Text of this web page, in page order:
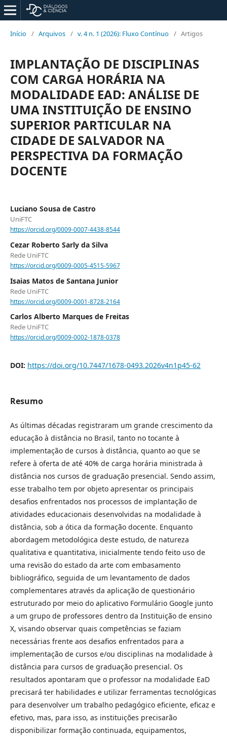
Início / Arquivos / v. 4 n. 1 (2026): Fluxo Contínuo / Artigos
IMPLANTAÇÃO DE DISCIPLINAS
COM CARGA HORÁRIA NA
MODALIDADE EAD: ANÁLISE DE
UMA INSTITUIÇÃO DE ENSINO
SUPERIOR PARTICULAR NA
CIDADE DE SALVADOR NA
PERSPECTIVA DA FORMAÇÃO
DOCENTE
Luciano Sousa de Castro
UniFTC
https://orcid.org/0009-0007-4438-8544
Cezar Roberto Sarly da Silva
Rede UniFTC
https://orcid.org/0009-0005-4515-5967
Isaias Matos de Santana Junior
Rede UniFTC
https://orcid.org/0009-0001-8728-2164
Carlos Alberto Marques de Freitas
Rede UniFTC
https://orcid.org/0009-0002-1878-0378
DOI: https://doi.org/10.7447/1678-0493.2026v4n1p45-62
Resumo
As últimas décadas registraram um grande crescimento da
educação à distância no Brasil, tanto no tocante à
implementação de cursos à distância, quanto ao que se
refere à oferta de até 40% de carga horária ministrada à
distância nos cursos de graduação presencial. Sendo assim,
esse trabalho tem por objeto apresentar os principais
desafios enfrentados nos processos de implantação de
atividades educacionais desenvolvidas na modalidade à
distância, sob a ótica da formação docente. Enquanto
abordagem metodológica deste estudo, de natureza
qualitativa e quantitativa, inicialmente tendo feito uso de
uma revisão do estado da arte com embasamento
bibliográfico, seguida de um levantamento de dados
complementares através da aplicação de questionário
estruturado por meio do aplicativo Formulário Google junto
a um grupo de professores dentro da Instituição de ensino
X, visando observar quais competências se faziam
necessárias frente aos desafios enfrentados para a
implementação de cursos e/ou disciplinas na modalidade à
distância para cursos de graduação presencial. Os
resultados apontaram que o professor na modalidade EaD
precisará ter habilidades e utilizar ferramentas tecnológicas
para desenvolver um trabalho pedagógico eficiente, eficaz e
efetivo, mas, para isso, as instituições precisarão
disponibilizar formação continuada, equipamentos,